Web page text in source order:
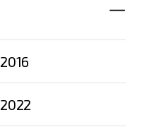
2016
2022